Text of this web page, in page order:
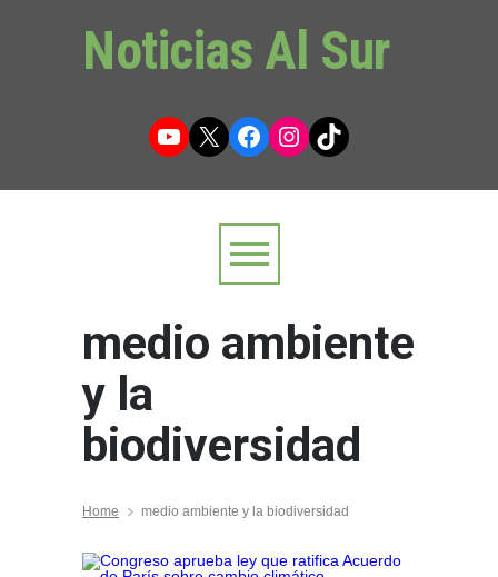
Noticias Al Sur
YouTube
X Facebook
Instagram
TikTok
medio ambiente
y la
biodiversidad
Home medio ambiente y la biodiversidad